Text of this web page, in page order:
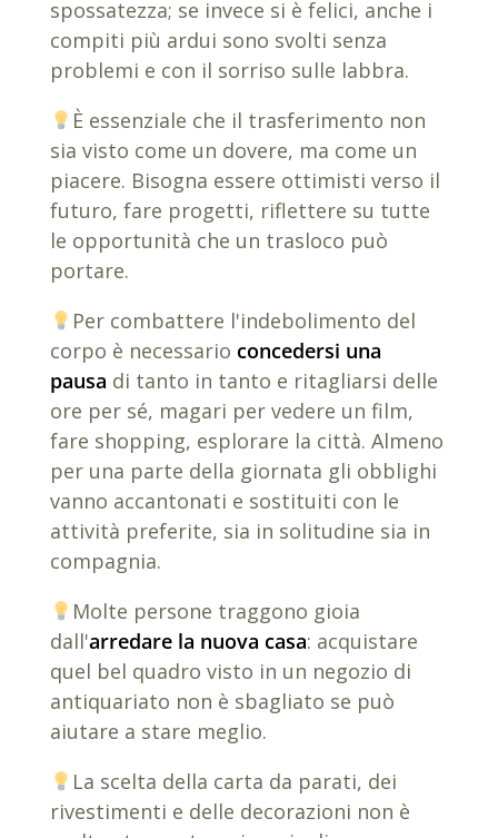
spossatezza; se invece si è felici, anche i
compiti più ardui sono svolti senza
problemi e con il sorriso sulle labbra.
È essenziale che il trasferimento non
sia visto come un dovere, ma come un
piacere. Bisogna essere ottimisti verso il
futuro, fare progetti, riflettere su tutte
le opportunità che un trasloco può
portare.
Per combattere l'indebolimento del
corpo è necessario concedersi una
pausa di tanto in tanto e ritagliarsi delle
ore per sé, magari per vedere un film,
fare shopping, esplorare la città. Almeno
per una parte della giornata gli obblighi
vanno accantonati e sostituiti con le
attività preferite, sia in solitudine sia in
compagnia.
Molte persone traggono gioia
dall'arredare la nuova casa: acquistare
quel bel quadro visto in un negozio di
antiquariato non è sbagliato se può
aiutare a stare meglio.
La scelta della carta da parati, dei
rivestimenti e delle decorazioni non è